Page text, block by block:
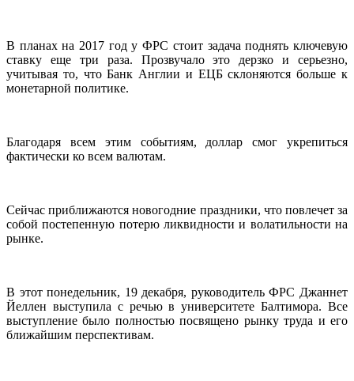
В планах на 2017 год у ФРС стоит задача поднять ключевую
ставку еще три раза. Прозвучало это дерзко и серьезно,
учитывая то, что Банк Англии и ЕЦБ склоняются больше к
монетарной политике.
Благодаря всем этим событиям, доллар смог укрепиться
фактически ко всем валютам.
Сейчас приближаются новогодние праздники, что повлечет за
собой постепенную потерю ликвидности и волатильности на
рынке.
В этот понедельник, 19 декабря, руководитель ФРС Джаннет
Йеллен выступила с речью в университете Балтимора. Все
выступление было полностью посвящено рынку труда и его
ближайшим перспективам.